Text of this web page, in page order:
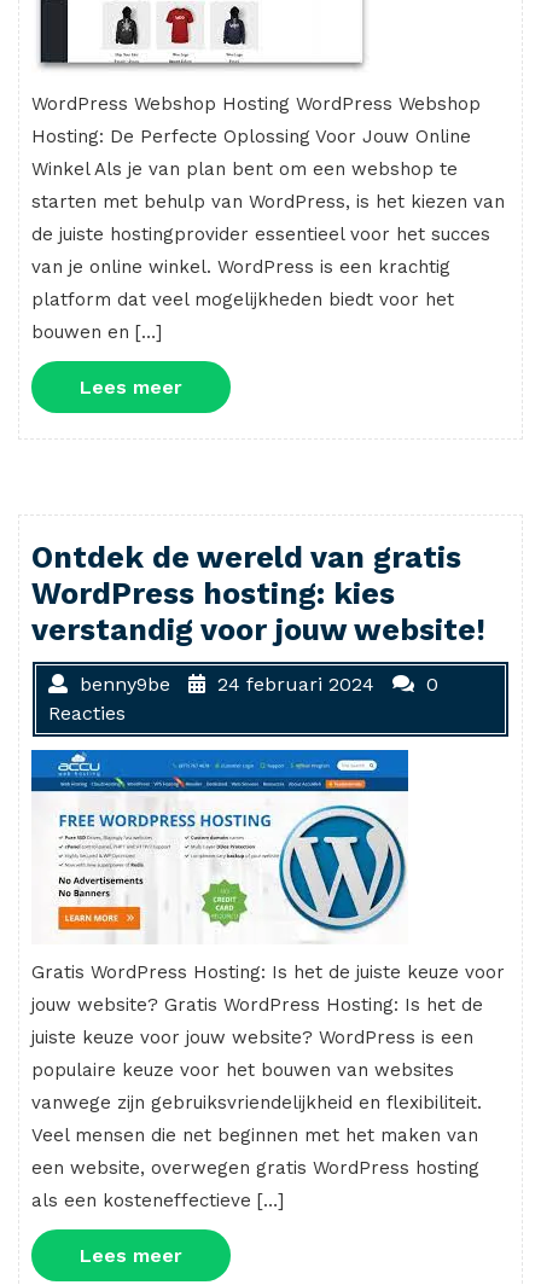
WordPress Webshop Hosting WordPress Webshop
Hosting: De Perfecte Oplossing Voor Jouw Online
Winkel Als je van plan bent om een webshop te
starten met behulp van WordPress, is het kiezen van
de juiste hostingprovider essentieel voor het succes
van je online winkel. WordPress is een krachtig
platform dat veel mogelijkheden biedt voor het
bouwen en […]
Lees meerLees
meer
Ontdek de wereld van gratis
WordPress hosting: kies
verstandig voor jouw website!
benny9be 24 februari 2024
0
Reacties
Gratis WordPress Hosting: Is het de juiste keuze voor
jouw website? Gratis WordPress Hosting: Is het de
juiste keuze voor jouw website? WordPress is een
populaire keuze voor het bouwen van websites
vanwege zijn gebruiksvriendelijkheid en flexibiliteit.
Veel mensen die net beginnen met het maken van
een website, overwegen gratis WordPress hosting
als een kosteneffectieve […]
Lees meerLees